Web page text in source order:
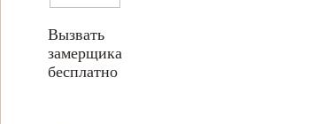
Вызвать
замерщика
бесплатно